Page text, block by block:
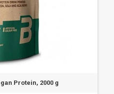
Protein, 2000 g